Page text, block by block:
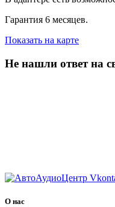
Гарантия 6 месяцев.
Показать на карте
Не нашли ответ на
О нас